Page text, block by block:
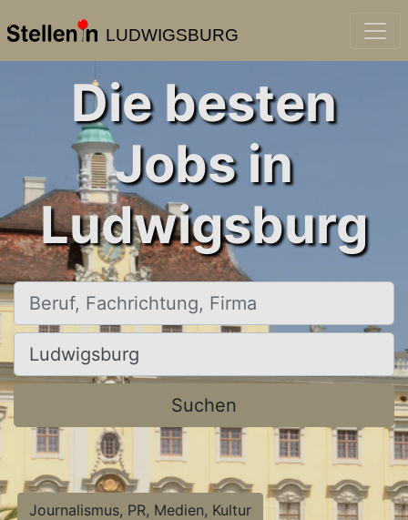
LUDWIGSBURG
Die besten
Jobs in
Ludwigsburg
Beruf, Fachrichtung, Firma
Ort, Stadt
Suchen
Journalismus, PR, Medien, Kultur